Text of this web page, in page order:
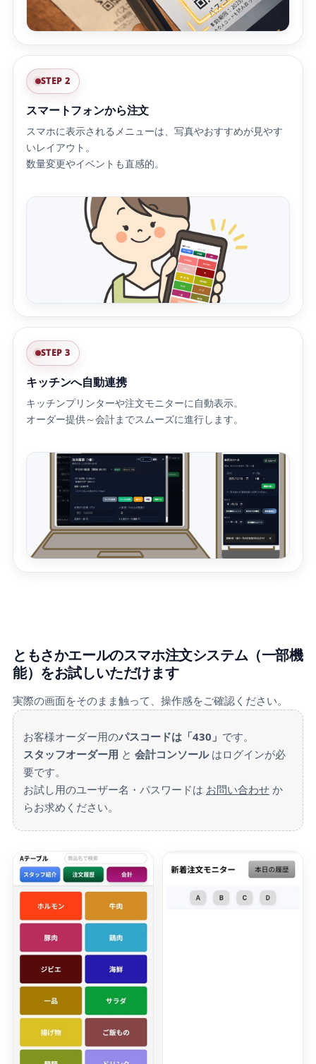
STEP 2
スマートフォンから注文
スマホに表示されるメニューは、写真やおすすめが見やす
いレイアウト。
数量変更やイベントも直感的。
STEP 3
キッチンへ自動連携
キッチンプリンターや注文モニターに自動表示。
オーダー提供～会計までスムーズに進行します。
ともさかエールのスマホ注文システム（一部機
能）をお試しいただけます
実際の画面をそのまま触って、操作感をご確認ください。
お客様オーダー用のパスコードは「430」 です。
スタッフオーダー用 と 会計コンソールはログインが必
要です。
お試し用のユーザー名・パスワードは お問い合わせ か
らお求めください。